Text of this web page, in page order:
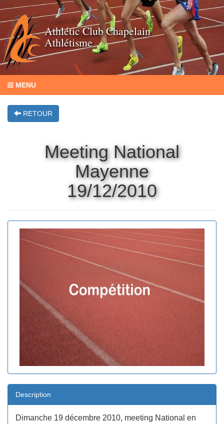
Athlétic Club Chapelain
Athlétisme
MENU
RETOUR
Meeting National
Mayenne
19/12/2010
Description
Dimanche 19 décembre 2010, meeting National en